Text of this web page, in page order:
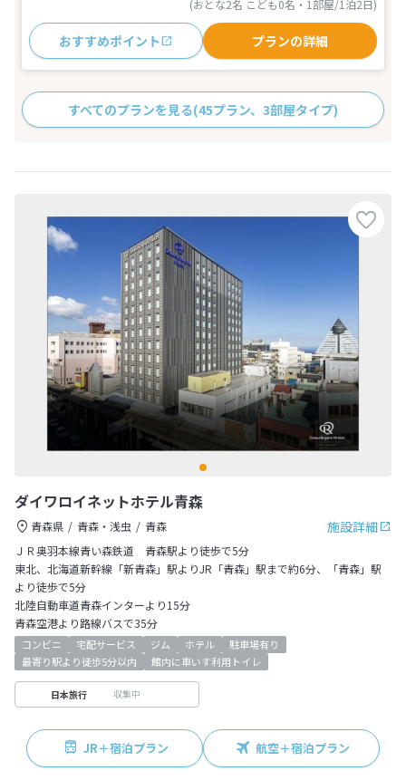
(おとな2名 こども0名・1部屋/1泊2日)
おすすめポイント プランの詳細
すべてのプランを見る(45プラン、3部屋タイプ)
ダイワロイネットホテル青森
施設詳細
青森県 青森・浅虫
青森
ＪＲ奥羽本線青い森鉄道 青森駅より徒歩で5分
東北、北海道新幹線「新青森」駅よりJR「青森」駅まで約6分、「青森」駅
より徒歩で5分
北陸自動車道青森インターより15分
青森空港より路線バスで35分
コンビニ 宅配サービス ジム ホテル
駐車場有り
最寄り駅より徒歩5分以内
館内に車いす利用トイレ
日本旅行 収集中
JR＋宿泊プラン 航空＋宿泊プラン